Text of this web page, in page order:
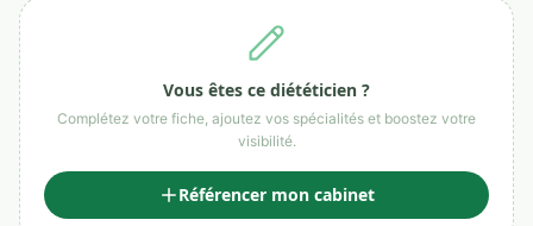
Vous êtes ce diététicien ?
Complétez votre fiche, ajoutez vos spécialités et boostez votre
visibilité.
Référencer mon cabinet